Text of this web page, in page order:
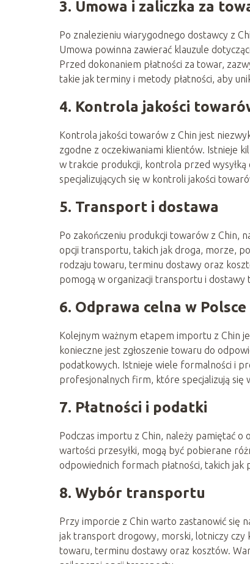
3. Umowa i zaliczka za
Po znalezieniu wiarygodnego dostawcy z
Umowa powinna zawierać klauzule
Przed dokonaniem płatności za towar,
takie jak terminy i metody płatności, aby
4. Kontrola jakości
Kontrola jakości towarów z Chin jest
zgodne z oczekiwaniami klientów. Istnieje
w trakcie produkcji, kontrola przed wysyłką
specjalizujących się w kontroli jakości
5. Transport i dostawa
Po zakończeniu produkcji towarów z Chin,
opcji transportu, takich jak droga, morze,
rodzaju towaru, terminu dostawy oraz
pomogą w organizacji transportu i dostawy
6. Odprawa celna w Polsce
Kolejnym ważnym etapem importu z Chin
konieczne jest zgłoszenie towaru do
podatkowych. Istnieje wiele formalności i
profesjonalnych firm, które specjalizują się
7. Płatności i podatki
Podczas importu z Chin, należy pamiętać o
wartości przesyłki, mogą być pobierane
odpowiednich formach płatności, takich
8. Wybór transportu
Przy imporcie z Chin warto zastanowić się
jak transport drogowy, morski, lotniczy
towaru, terminu dostawy oraz kosztów.